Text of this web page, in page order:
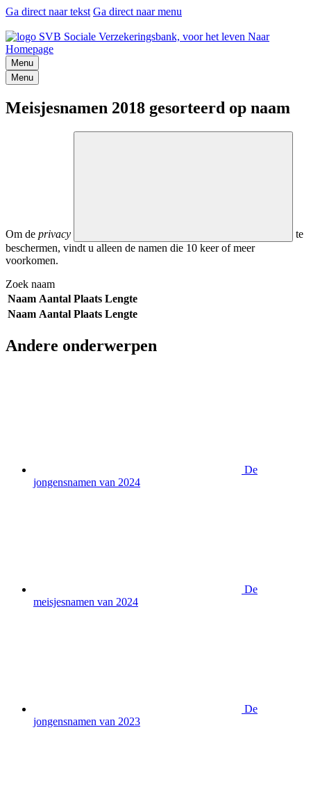
Ga direct naar tekst Ga direct naar menu
Naar
Homepage
Menu
Menu
Meisjesnamen 2018 gesorteerd op naam
Om de privacy
te
beschermen, vindt u alleen de namen die 10 keer of meer
voorkomen.
Zoek naam
Naam Aantal Plaats Lengte
Naam Aantal Plaats Lengte
Andere onderwerpen
De
jongensnamen van 2024
De
meisjesnamen van 2024
De
jongensnamen van 2023